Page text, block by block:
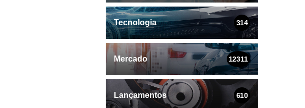
Tecnologia 314
Mercado 12311
Lançamentos 610